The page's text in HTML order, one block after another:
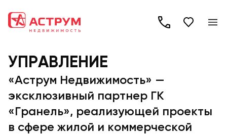
УПРАВЛЕНИЕ
«Аструм Недвижимость» —
эксклюзивный партнер ГК
«Гранель», реализующей проекты
в сфере жилой и коммерческой